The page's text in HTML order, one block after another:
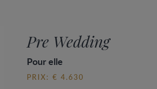
Pre Wedding
Pour elle
PRIX: € 4.630